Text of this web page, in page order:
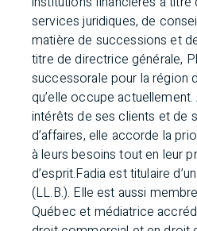
services juridiques, de
matière de successions et
titre de directrice générale,
successorale pour la région
qu’elle occupe
intérêts de ses clients et de
d’affaires, elle accorde la
à leurs besoins tout en leur
d’esprit.Fadia est titulaire
(LL.B.). Elle est aussi
Québec et médiatrice